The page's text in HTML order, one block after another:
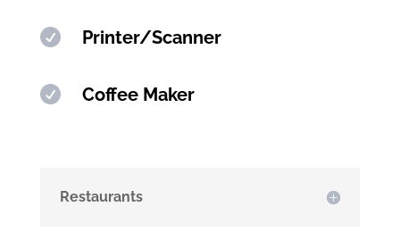
 Printer/Scanner
 Coffee Maker
Restaurants